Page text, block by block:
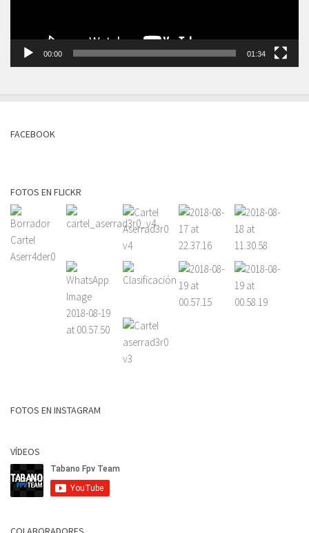
00:00 01:34
FACEBOOK
FOTOS EN FLICKR
FOTOS EN INSTAGRAM
VÍDEOS